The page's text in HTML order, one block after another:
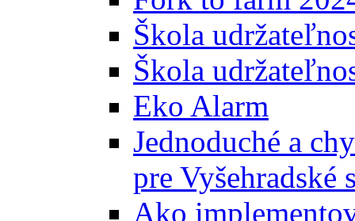
Škola
Škola
Eko Alarm
Jednoduché a
pre Vyšehradské
Ako